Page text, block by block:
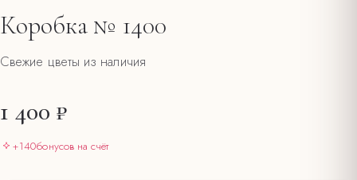
Коробка № 1400
Свежие цветы из наличия
1 400 ₽
+140бонусов на счёт